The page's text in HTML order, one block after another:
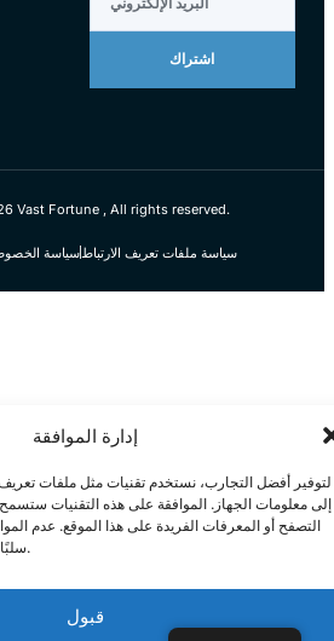
إدارة الموافقة
لتوفير أفضل التجارب، نستخدم تقنيات مثل ملفات
إلى معلومات الجهاز. الموافقة على هذه التقنيات
التصفح أو المعرفات الفريدة على هذا الموقع. عدم
سلبًا على بعض الميزات والوظائف.
قبول
اشتراك
Vast Fortune , All rights reserved.
سياسةسياسة ملفات تعريف الارتباط